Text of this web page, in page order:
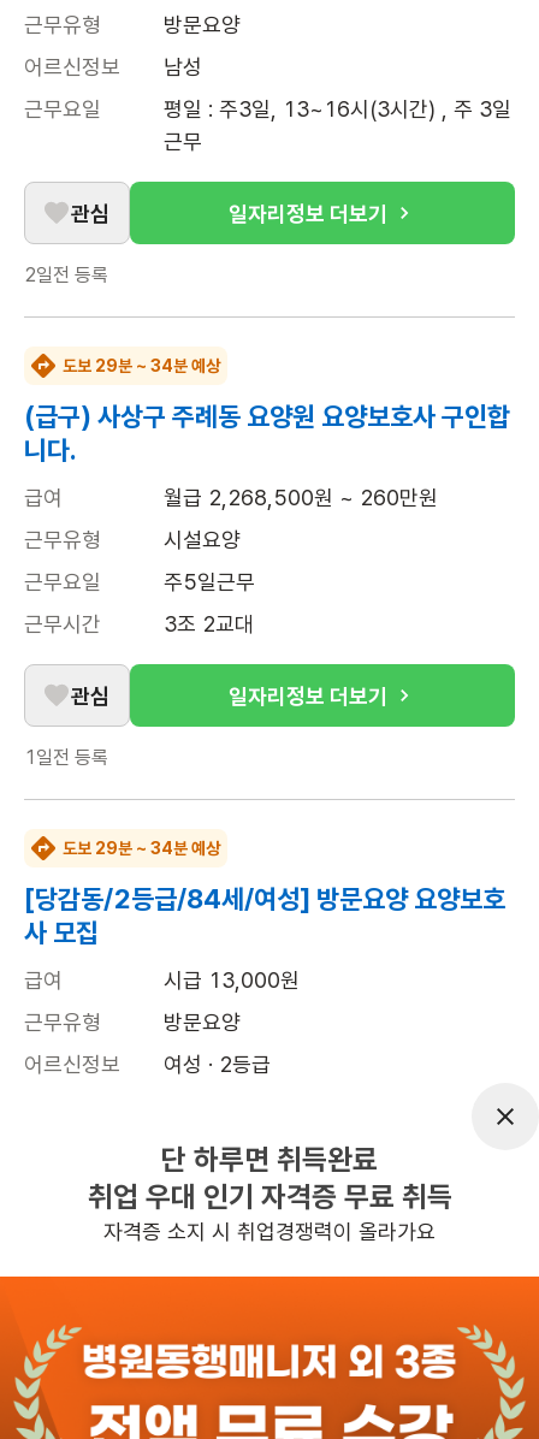
근무유형
방문요양
어르신정보
남성
근무요일
평일 : 주3일, 13~16시(3시간) , 주 3일
근무
관심 일자리정보 더보기
2일전 등록
도보 29분 ~ 34분 예상
(급구) 사상구 주례동 요양원 요양보호사 구인합
니다.
급여
월급 2,268,500원 ~ 260만원
근무유형
시설요양
근무요일
주5일근무
근무시간
3조 2교대
관심 일자리정보 더보기
1일전 등록
도보 29분 ~ 34분 예상
[당감동/2등급/84세/여성] 방문요양 요양보호
사 모집
급여
시급 13,000원
근무유형
방문요양
어르신정보
여성 · 2등급
08:30~12:00
높은급여
관심 일자리정보 더보기
10일전등록
단 하루면 취득완료
취업 우대 인기 자격증 무료 취득
자격증 소지 시 취업경쟁력이 올라가요